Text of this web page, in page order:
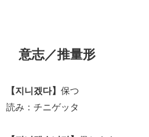
意志／推量形
【지니겠다】 保つ
読み：チニゲッタ